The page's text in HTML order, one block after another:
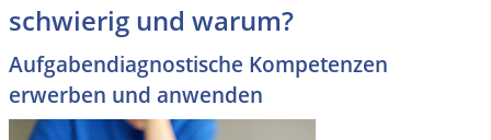
schwierig und warum?
Aufgabendiagnostische Kompetenzen
erwerben und anwenden